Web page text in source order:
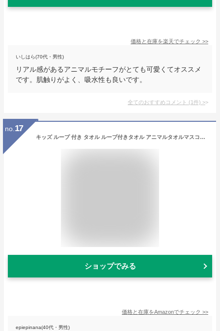
価格と在庫を楽天でチェック >>
いしはら(70代・男性)
リアル感があるアニマルモチーフがとても可愛くてオススメ
です。肌触りがよく、吸水性も良いです。
全てのおすすめコメント (1件) >
no. 17
キッズ ループ 付き タオル ループ付きタオル アニマルタオルマスコット ふわふわ やわらか パイル ハンドタオル 幼稚園 キッチン 子供 ベビー (【17】ゴリラ)
ショップでみる
価格と在庫をAmazonでチェック >>
epiepinana(40代・男性)